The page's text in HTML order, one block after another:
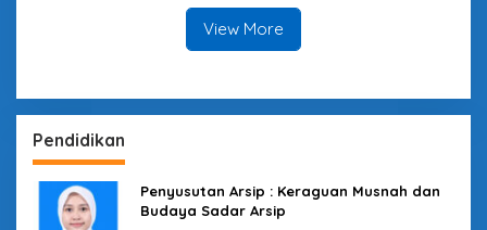
View More
Pendidikan
Penyusutan Arsip : Keraguan Musnah dan
Budaya Sadar Arsip